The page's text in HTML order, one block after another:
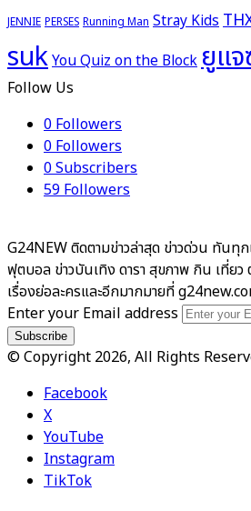
JENNIE PERSES Running Man Stray Kids
sukYou Quiz on the Blockยูแ
Follow Us
0Followers
0Followers
0Subscribers
59Followers
G24NEW ติดตามข่าวล่าสุด ข่าวด่วน ทันทุ
ฟุตบอล ข่าวบันเทิง ดารา สุขภาพ กิน เที่ย
เรื่องย่อละครและอีกมากมายที่
Enter your Email address
© Copyright 2026, All Rights
Facebook
X
YouTube
Instagram
TikTok